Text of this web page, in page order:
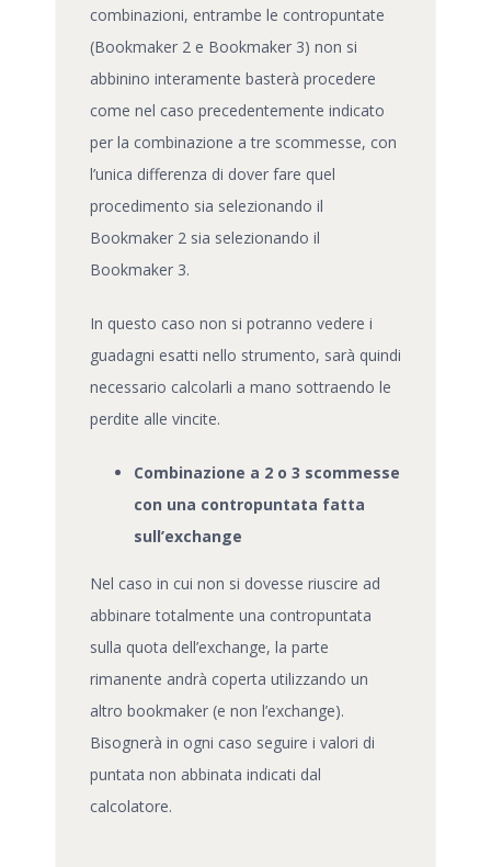
combinazioni, entrambe le contropuntate
(Bookmaker 2 e Bookmaker 3) non si
abbinino interamente basterà procedere
come nel caso precedentemente indicato
per la combinazione a tre scommesse, con
l’unica differenza di dover fare quel
procedimento sia selezionando il
Bookmaker 2 sia selezionando il
Bookmaker 3.
In questo caso non si potranno vedere i
guadagni esatti nello strumento, sarà quindi
necessario calcolarli a mano sottraendo le
perdite alle vincite.
Combinazione a 2 o 3 scommesse
con una contropuntata fatta
sull’exchange
Nel caso in cui non si dovesse riuscire ad
abbinare totalmente una contropuntata
sulla quota dell’exchange, la parte
rimanente andrà coperta utilizzando un
altro bookmaker (e non l’exchange).
Bisognerà in ogni caso seguire i valori di
puntata non abbinata indicati dal
calcolatore.